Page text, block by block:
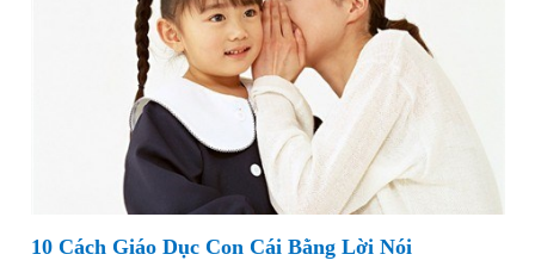
10 Cách Giáo Dục Con Cái Bằng Lời Nói